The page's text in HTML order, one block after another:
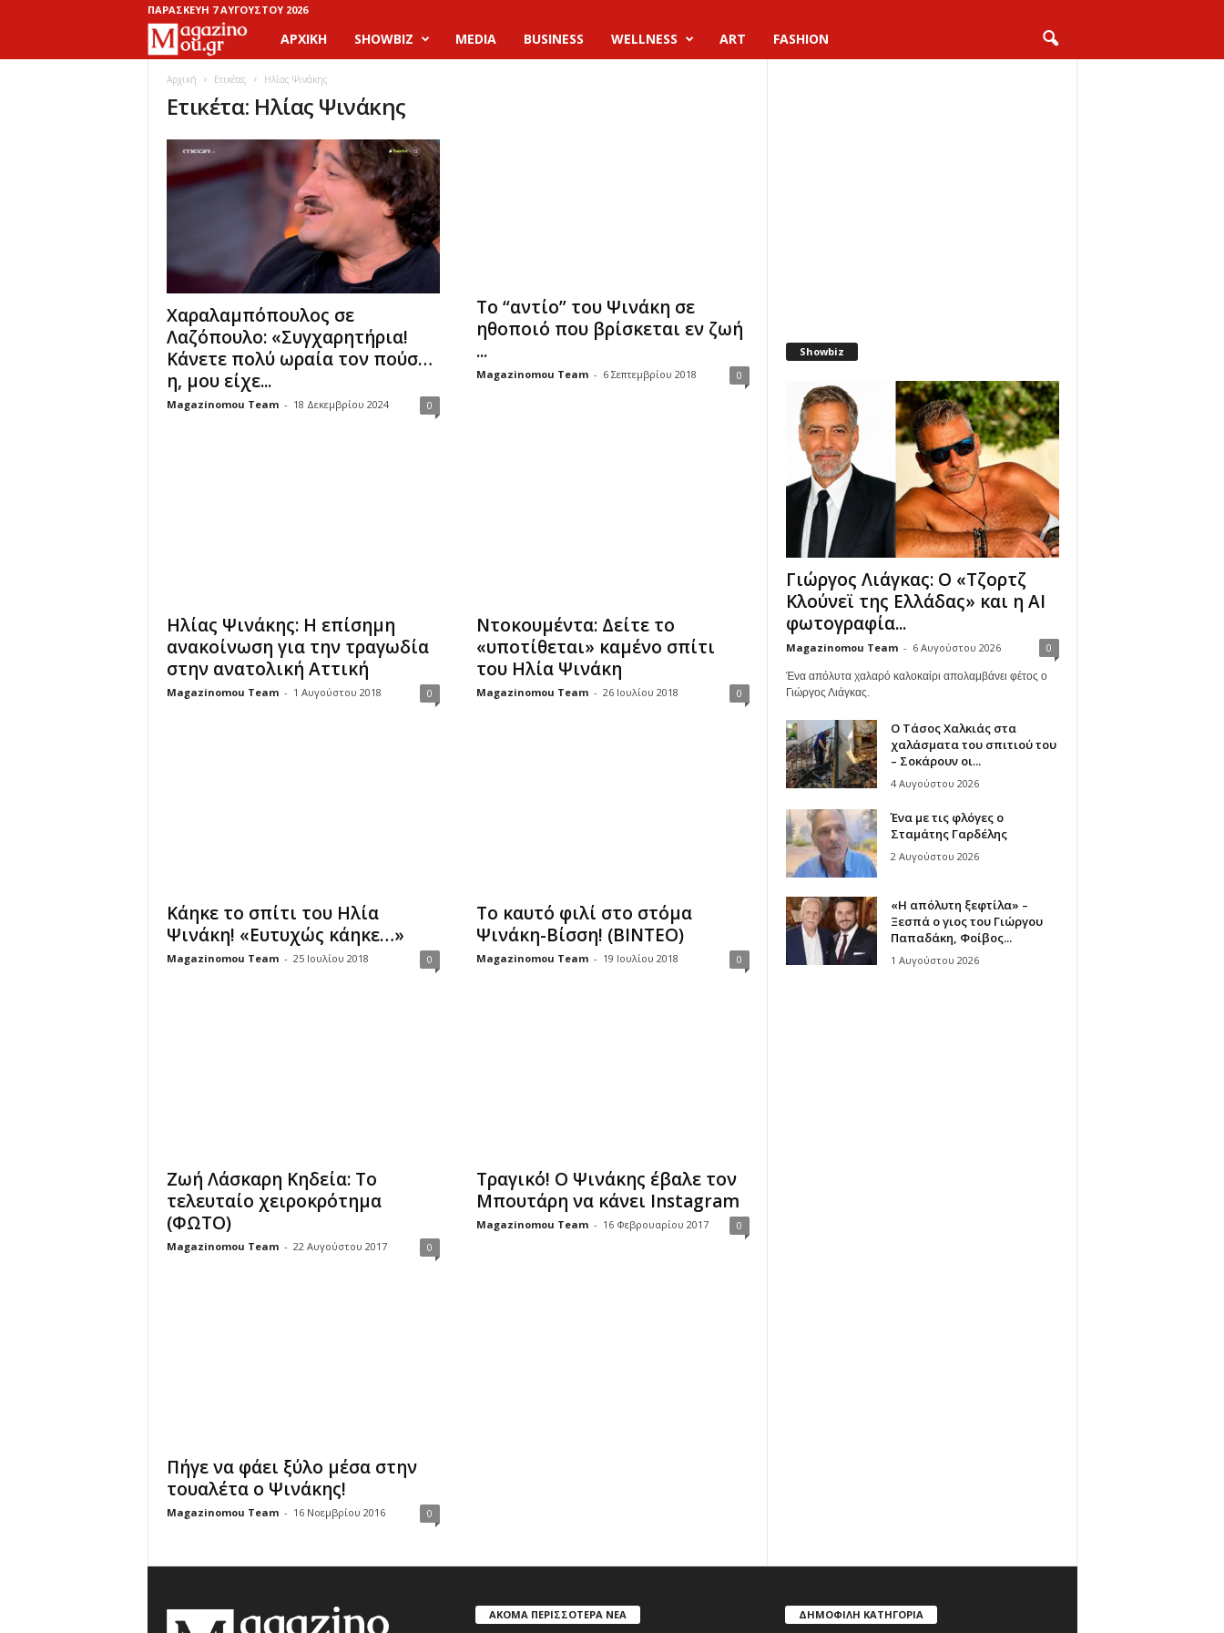
ΠΑΡΑΣΚΕΥΉ 7 ΑΥΓΟΎΣΤΟΥ 2026
a
g
o
M
ΑΡΧΙΚΉ SHOWBIZ MEDIA BUSINESS WELLNESS ART FASHION
Αρχική Ετικέτες Ηλίας Ψινάκης
Ετικέτα: Ηλίας Ψινάκης
Χαραλαμπόπουλος σε
Λαζόπουλο: «Συγχαρητήρια!
Κάνετε πολύ ωραία τον πoύσ…
η, μου είχε...
Magazinomou Team - 18 Δεκεμβρίου 2024 0
Το “αντίο” του Ψινάκη σε
ηθοποιό που βρίσκεται εν ζωή
...
Magazinomou Team - 6 Σεπτεμβρίου 2018 0
Ηλίας Ψινάκης: Η επίσημη
ανακοίνωση για την τραγωδία
στην ανατολική Αττική
Magazinomou Team - 1 Αυγούστου 2018 0
Ντοκουμέντα: Δείτε το
«υποτίθεται» καμένο σπίτι
του Ηλία Ψινάκη
Magazinomou Team - 26 Ιουλίου 2018 0
Κάηκε το σπίτι του Ηλία
Ψινάκη! «Ευτυχώς κάηκε…»
Magazinomou Team - 25 Ιουλίου 2018 0
Το καυτό φιλί στο στόμα
Ψινάκη-Βίσση! (ΒΙΝΤΕΟ)
Magazinomou Team - 19 Ιουλίου 2018 0
Ζωή Λάσκαρη Κηδεία: Το
τελευταίο χειροκρότημα
(ΦΩΤΟ)
Magazinomou Team - 22 Αυγούστου 2017 0
Τραγικό! Ο Ψινάκης έβαλε τον
Μπουτάρη να κάνει Instagram
Magazinomou Team - 16 Φεβρουαρίου 2017 0
Πήγε να φάει ξύλο μέσα στην
τουαλέτα ο Ψινάκης!
Magazinomou Team - 16 Νοεμβρίου 2016 0
Showbiz
Γιώργος Λιάγκας: Ο «Τζορτζ
Κλούνεϊ της Ελλάδας» και η AI
φωτογραφία...
Magazinomou Team - 6 Αυγούστου 2026 0
Ένα απόλυτα χαλαρό καλοκαίρι απολαμβάνει φέτος ο
Γιώργος Λιάγκας.
Ο Τάσος Χαλκιάς στα
χαλάσματα του σπιτιού του
– Σοκάρουν οι...
4 Αυγούστου 2026
Ένα με τις φλόγες ο
Σταμάτης Γαρδέλης
2 Αυγούστου 2026
«Η απόλυτη ξεφτίλα» –
Ξεσπά ο γιος του Γιώργου
Παπαδάκη, Φοίβος...
1 Αυγούστου 2026
ΑΚΟΜΑ ΠΕΡΙΣΣΟΤΕΡΑ ΝΕΑ ΔΗΜΟΦΙΛΗ ΚΑΤΗΓΟΡΙΑ